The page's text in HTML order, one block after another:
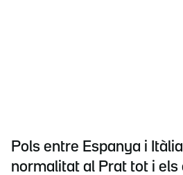
Pols entre Espanya i
normalitat al Prat tot i els